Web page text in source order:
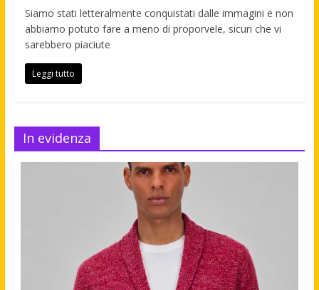
Siamo stati letteralmente conquistati dalle immagini e non
abbiamo potuto fare a meno di proporvele, sicuri che vi
sarebbero piaciute
Leggi tutto
In evidenza